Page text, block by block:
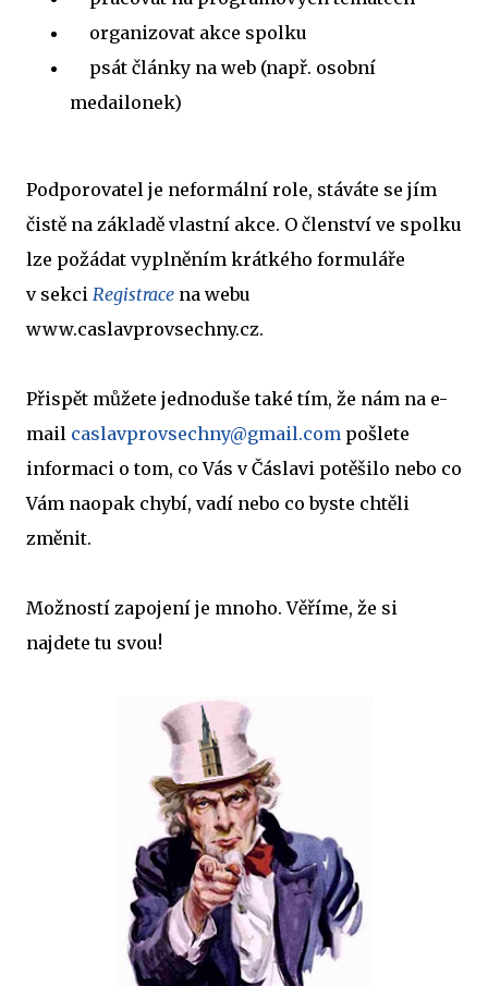
organizovat akce spolku
psát články na web (např. osobní
medailonek)
Podporovatel je neformální role, stáváte se jím
čistě na základě vlastní akce. O členství ve spolku
lze požádat vyplněním krátkého formuláře
v sekci Registrace na webu
www.caslavprovsechny.cz.
Přispět můžete jednoduše také tím, že nám na e-
mail caslavprovsechny@gmail.com pošlete
informaci o tom, co Vás v Čáslavi potěšilo nebo co
Vám naopak chybí, vadí nebo co byste chtěli
změnit.
Možností zapojení je mnoho. Věříme, že si
najdete tu svou!